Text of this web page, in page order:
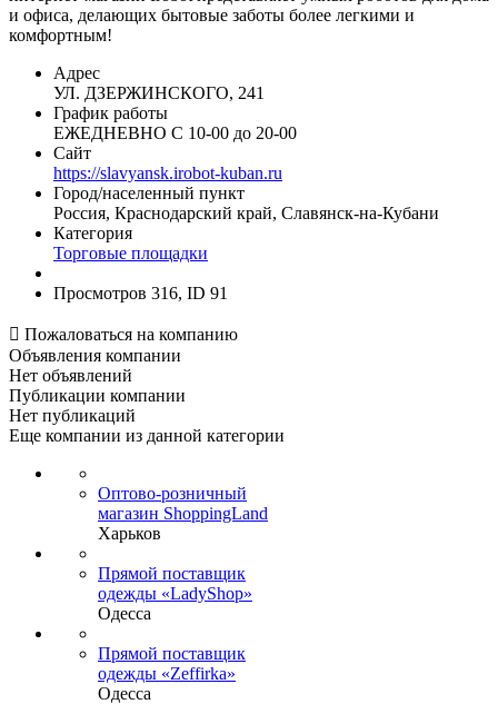
и офиса, делающих бытовые заботы более легкими и
комфортным!
Адрес
УЛ. ДЗЕРЖИНСКОГО, 241
График работы
ЕЖЕДНЕВНО С 10-00 до 20-00
Сайт
https://slavyansk.irobot-kuban.ru
Город/населенный пункт
Россия, Краснодарский край, Славянск-на-Кубани
Категория
Торговые площадки
Просмотров 316, ID 91
 Пожаловаться на компанию
Объявления компании
Нет объявлений
Публикации компании
Нет публикаций
Еще компании из данной категории
Оптово-розничный
магазин ShoppingLand
Харьков
Прямой поставщик
одежды «LadyShop»
Одесса
Прямой поставщик
одежды «Zeffirka»
Одесса